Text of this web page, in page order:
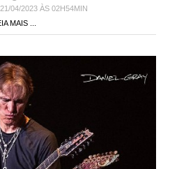
04/2023 ÀS 02H54MIN
MAIS ...